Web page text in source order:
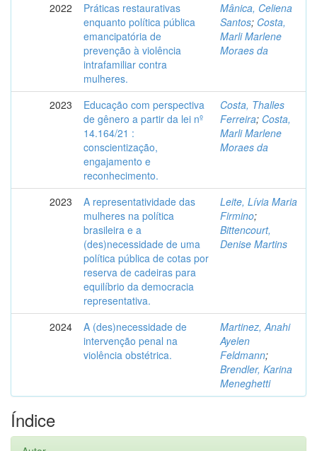
2022
Práticas restaurativas
enquanto política pública
emancipatória de
prevenção à violência
intrafamiliar contra
mulheres.
Mânica, Celiena
Santos; Costa,
Marli Marlene
Moraes da
2023
Educação com perspectiva
de gênero a partir da lei nº
14.164/21 :
conscientização,
engajamento e
reconhecimento.
Costa, Thalles
Ferreira; Costa,
Marli Marlene
Moraes da
2023
A representatividade das
mulheres na política
brasileira e a
(des)necessidade de uma
política pública de cotas por
reserva de cadeiras para
equilíbrio da democracia
representativa.
Leite, Lívia Maria
Firmino;
Bittencourt,
Denise Martins
2024
A (des)necessidade de
intervenção penal na
violência obstétrica.
Martinez, Anahi
Ayelen
Feldmann;
Brendler, Karina
Meneghetti
Índice